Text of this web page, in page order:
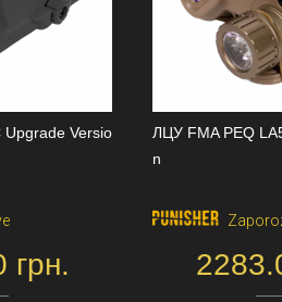
Versio
грн.
ЛЦУ FMA PEQ
n